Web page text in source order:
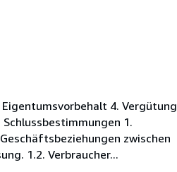
4. Vergütung
1.
zwischen
1.2. Verbraucher...